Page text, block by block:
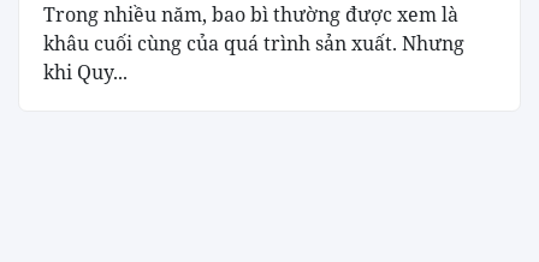
Trong nhiều năm, bao bì thường được xem là
khâu cuối cùng của quá trình sản xuất. Nhưng
khi Quy...